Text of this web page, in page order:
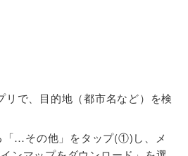
リで、目的地（都市名など）を検
「…その他」をタップ(①)し、メ